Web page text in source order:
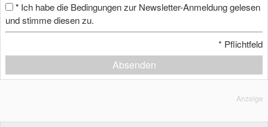
* Ich habe die Bedingungen zur Newsletter-Anmeldung gelesen
und stimme diesen zu.
* Pflichtfeld
Absenden
Anzeige